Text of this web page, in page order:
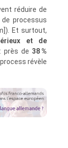
réduire de
processus
Et surtout,
et de
près de38 %
révèle